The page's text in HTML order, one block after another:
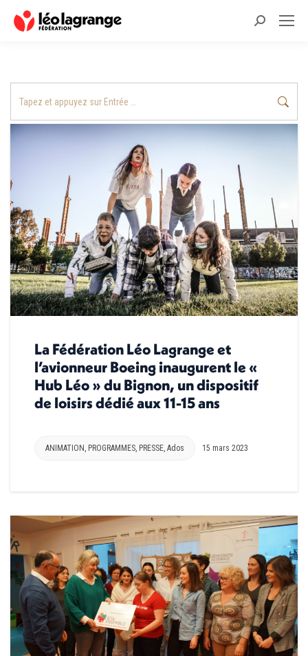
Recherche
La Fédération Léo Lagrange et
l’avionneur Boeing inaugurent le «
Hub Léo » du Bignon, un dispositif
de loisirs dédié aux 11-15 ans
ANIMATION PROGRAMMES PRESSE Ados 15 mars 2023